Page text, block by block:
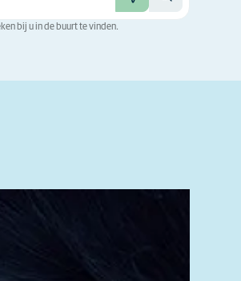
bij u in de buurt te vinden.